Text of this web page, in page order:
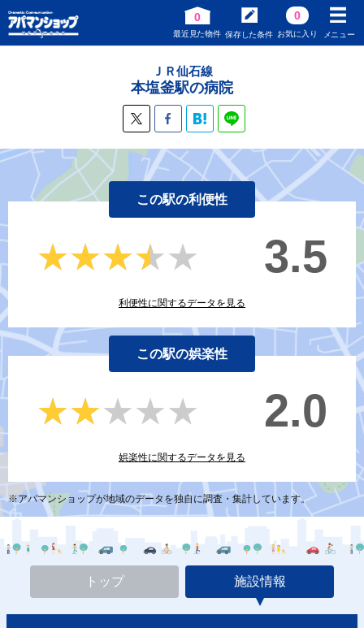
0
最近見た物件 保存した条件
0
お気に入り メニュー
ＪＲ仙石線
本塩釜駅の病院
この駅の利便性
★★★★★
★★★★★ 3.5
利便性に関するデータを見る
この駅の娯楽性
★★★★★
★★★★★ 2.0
娯楽性に関するデータを見る
※アパマンショップが地域のデータを独自に調査・集計しています。
トップ 施設情報